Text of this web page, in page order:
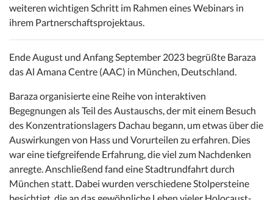
weiteren wichtigen Schritt im Rahmen eines Webinars in
ihrem Partnerschaftsprojektaus.
Ende August und Anfang September 2023 begrüßte Baraza
das Al Amana Centre (AAC) in München, Deutschland.
Baraza organisierte eine Reihe von interaktiven
Begegnungen als Teil des Austauschs, der mit einem Besuch
des Konzentrationslagers Dachau begann, um etwas über die
Auswirkungen von Hass und Vorurteilen zu erfahren. Dies
war eine tiefgreifende Erfahrung, die viel zum Nachdenken
anregte. Anschließend fand eine Stadtrundfahrt durch
München statt. Dabei wurden verschiedene Stolpersteine